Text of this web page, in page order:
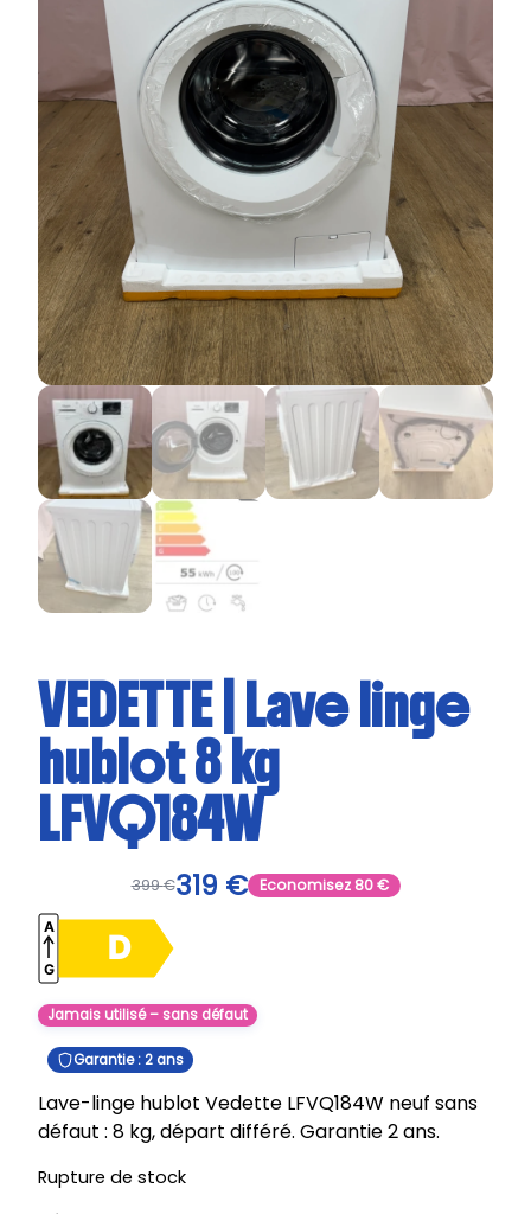
VEDETTE | Lave linge
hublot 8 kg
LFVQ184W
399€319 € Economisez 80€
Jamais utilisé – sans défaut
Garantie : 2 ans
Lave-linge hublot Vedette LFVQ184W neuf sans
défaut : 8 kg, départ différé. Garantie 2 ans.
Rupture de stock